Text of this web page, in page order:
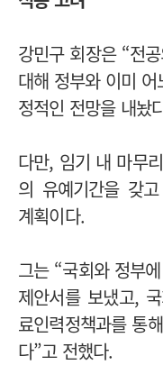
강민구 회장은 “전
대해 정부와 이미
정적인 전망을 내놨
다만, 임기 내 마무
의 유예기간을 갖
계획이다.
그는 “국회와 정부
제안서를 보냈고,
료인력정책과를 통
다”고 전했다.